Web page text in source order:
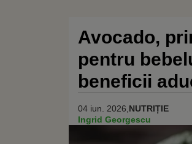
Avocado,
pentru
beneficii
04 iun. 2026, NUTRIȚIE
Ingrid Georgescu